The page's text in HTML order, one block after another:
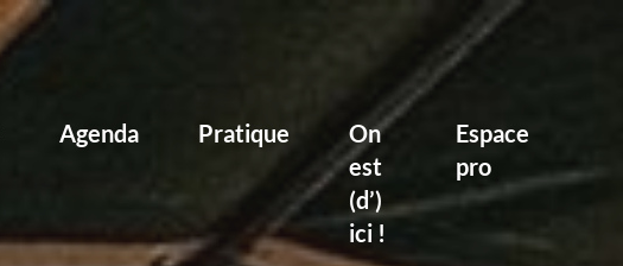
Agenda Pratique
On
est
(d’)
ici !
Espace
pro